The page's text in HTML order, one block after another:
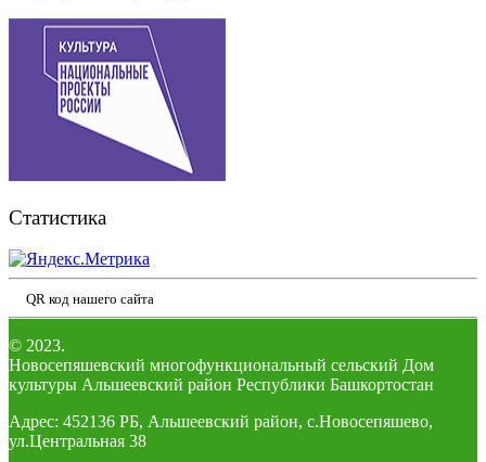
Статистика
QR код нашего сайта
© 2023.
Новосепяшевский многофункциональный сельский Дом
культуры Альшеевский район Республики Башкортостан
Адрес: 452136 РБ, Альшеевский район, с.Новосепяшево,
ул.Центральная 38